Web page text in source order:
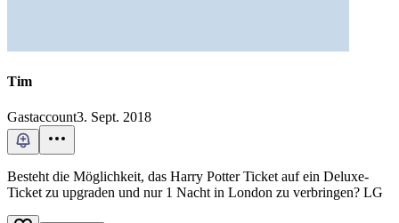
Tim
Gastaccount3. Sept. 2018
Besteht die Möglichkeit, das Harry Potter Ticket auf ein Deluxe-
Ticket zu upgraden und nur 1 Nacht in London zu verbringen? LG